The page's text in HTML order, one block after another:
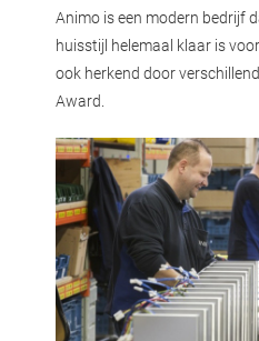
Animo is een modern bedrijf
huisstijl helemaal klaar is
ook herkend door
Award.